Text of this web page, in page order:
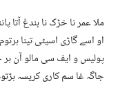
ملا عمر نا خڑک نا بندغ آتا
او اسے گاڑی اسیٹی تینا
پولیس و ایف سی مالو آن
جاگہ غا سم کاری کریسہ